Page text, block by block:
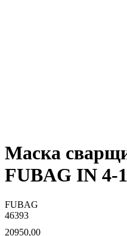
Маска
FUBAG IN 4-
FUBAG
46393
20950,00